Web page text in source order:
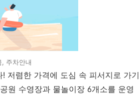
주차안내
저렴한 가격에 도심 속 피서지로 가기
원 수영장과 물놀이장 6개소를 운영